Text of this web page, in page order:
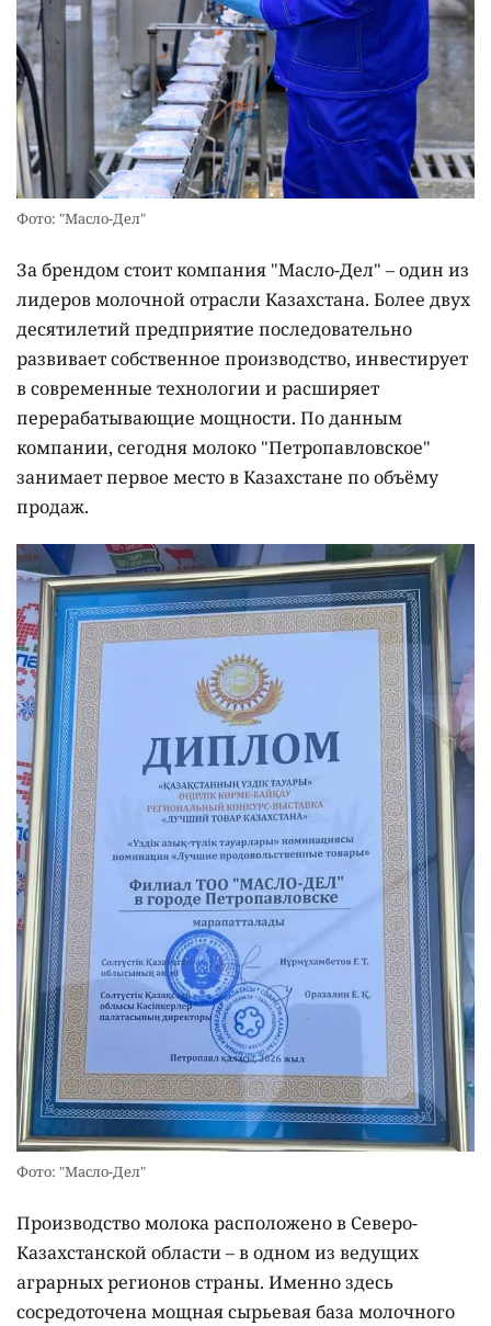
Фото: "Масло-Дел"
За брендом стоит компания "Масло-Дел" – один из
лидеров молочной отрасли Казахстана. Более двух
десятилетий предприятие последовательно
развивает собственное производство, инвестирует
в современные технологии и расширяет
перерабатывающие мощности. По данным
компании, сегодня молоко "Петропавловское"
занимает первое место в Казахстане по объёму
продаж.
Фото: "Масло-Дел"
Производство молока расположено в Северо-
Казахстанской области – в одном из ведущих
аграрных регионов страны. Именно здесь
сосредоточена мощная сырьевая база молочного